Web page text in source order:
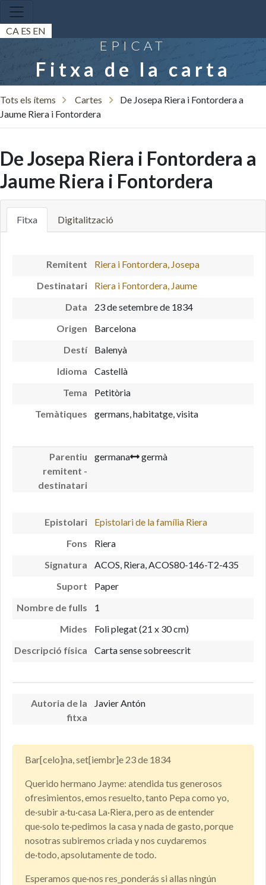
CA ES EN
EPICAT
Fitxa de la carta
Tots els ítems Cartes
De Josepa Riera i Fontordera a
Jaume Riera i Fontordera
De Josepa Riera i Fontordera a
Jaume Riera i Fontordera
Fitxa Digitalització
Remitent
Riera i Fontordera, Josepa
Destinatari
Riera i Fontordera, Jaume
Data
23 de setembre de 1834
Origen
Barcelona
Destí
Balenyà
Idioma
Castellà
Tema
Petitòria
Temàtiques
germans, habitatge, visita
Parentiu
remitent -
destinatari
germana germà
Epistolari
Epistolari de la família Riera
Fons
Riera
Signatura
ACOS, Riera, ACOS80-146-T2-435
Suport
Paper
Nombre de fulls
1
Mides
Foli plegat (21 x 30 cm)
Descripció física
Carta sense sobreescrit
Autoria de la
fitxa
Javier Antón
Bar[celo]na, set[iembr]e 23 de 1834
Querido hermano Jayme: atendida tus generosos
ofresimientos, emos resuelto, tanto Pepa como yo,
de·subir a·tu·casa La·Riera, pero as de entender
que·solo te·pedimos la casa y nada de gasto, porque
nosotras subiremos criada y nos cuydaremos
de·todo, apsolutamente de todo.
Esperamos que·nos res_ponderás si allas ningún